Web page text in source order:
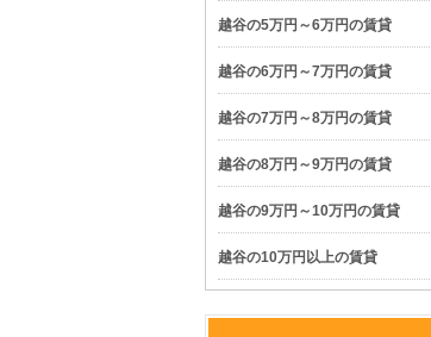
越谷の5万円～6万円の賃貸
越谷の6万円～7万円の賃貸
越谷の7万円～8万円の賃貸
越谷の8万円～9万円の賃貸
越谷の9万円～10万円の賃貸
越谷の10万円以上の賃貸